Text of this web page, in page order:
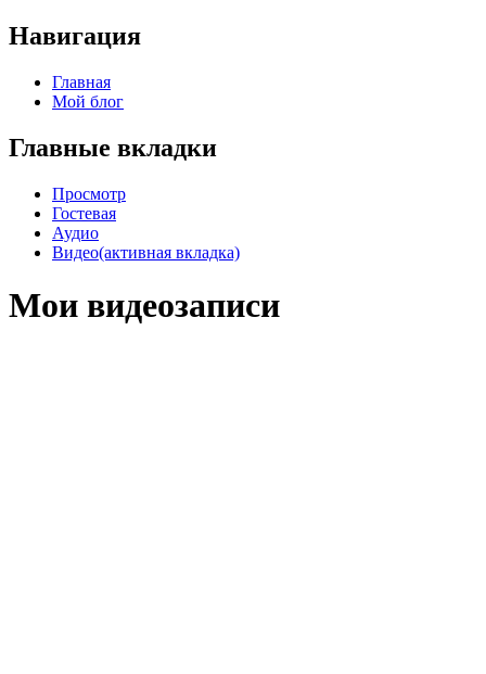
Навигация
Главная
Мой блог
Главные вкладки
Просмотр
Гостевая
Аудио
Видео(активная вкладка)
Мои видеозаписи